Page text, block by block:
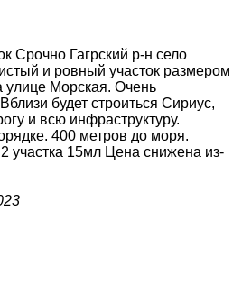
Срочно Гагрский р-н село
и ровный участок размером
улице Морская. Очень
будет строиться Сириус,
и всю инфраструктуру.
400 метров до моря.
участка 15мл Цена снижена из-